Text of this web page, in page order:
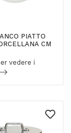
PIATTO
CM
vedere i